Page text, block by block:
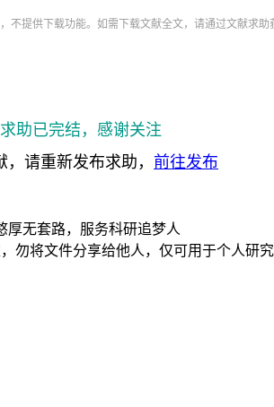
提供下载功能。如需下载文献全文，请通过文献求助
助已完结，感谢关注
，请重新发布求助， 前往发布
厚无套路，服务科研追梦人
勿将文件分享给他人，仅可用于个人研